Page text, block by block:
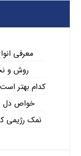
معرفی
روش و
کدام بهتر
خواص دل
نمک رژیمی